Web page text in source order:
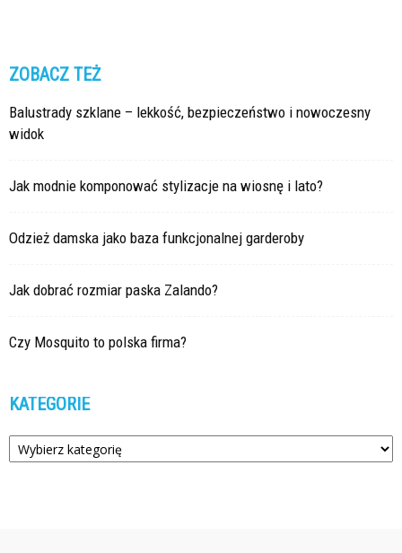
ZOBACZ TEŻ
Balustrady szklane – lekkość, bezpieczeństwo i nowoczesny
widok
Jak modnie komponować stylizacje na wiosnę i lato?
Odzież damska jako baza funkcjonalnej garderoby
Jak dobrać rozmiar paska Zalando?
Czy Mosquito to polska firma?
KATEGORIE
Kategorie